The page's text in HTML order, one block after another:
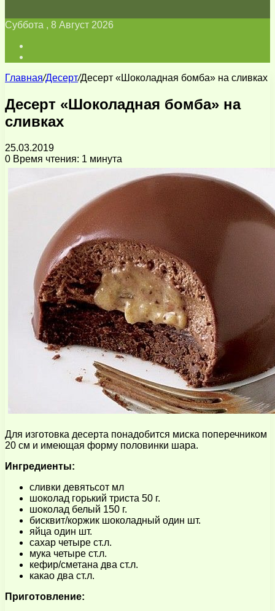
Суббота , 8 Август 2026
Главная/Десерт/Десерт «Шоколадная бомба» на сливках
Десерт «Шоколадная бомба» на
сливках
25.03.2019
0 Время чтения: 1 минута
Для изготовка десерта понадобится миска поперечником
20 см и имеющая форму половинки шара.
Ингредиенты:
сливки девятьсот мл
шоколад горький триста 50 г.
шоколад белый 150 г.
бисквит/коржик шоколадный один шт.
яйца один шт.
сахар четыре ст.л.
мука четыре ст.л.
кефир/сметана два ст.л.
какао два ст.л.
Приготовление: